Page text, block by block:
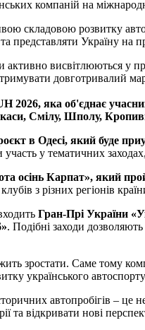
компаній на
складовою розвитку
представляти Україну
висвітлюються у
довготривалий
2026, яка об'єднає
Смілу, Шполу,
в Одесі, який буде
у тематичних
осінь Карпат», який
з різних регіонів
Гран-Прі України
. Подібні заходи
зростати. Саме тому
українського
автопробігів –
та відкривати нові